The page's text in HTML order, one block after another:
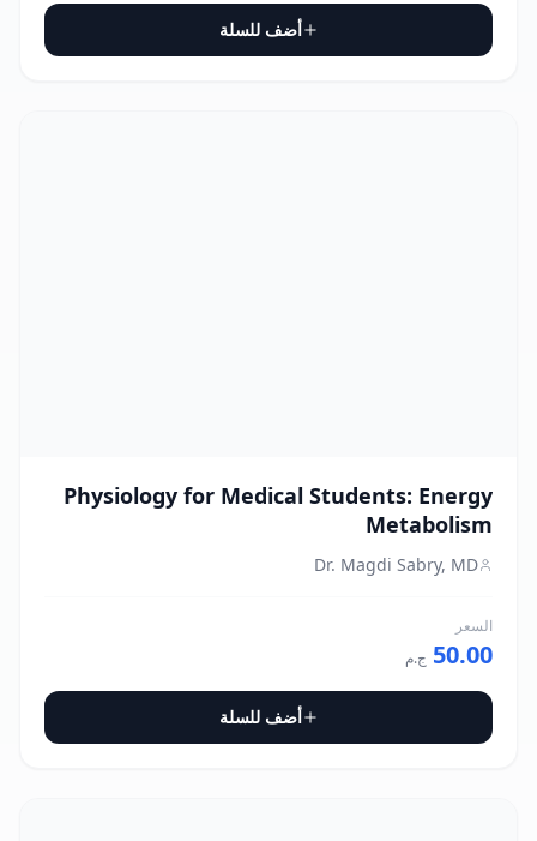
أضف للسلة
Physiology for Medical Students: Energy
Metabolism
Dr. Magdi Sabry, MD
السعر
50.00 ج.م
أضف للسلة